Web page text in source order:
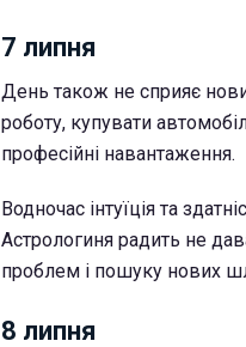
7 липня
День також не сприяє
роботу, купувати
професійні навантаження.
Водночас інтуїція та
Астрологиня радить не
проблем і пошуку нових
8 липня